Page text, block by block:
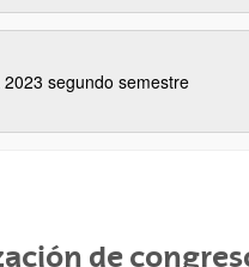
segundo semestre
de